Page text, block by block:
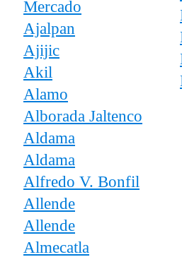
Mercado
Ajalpan
Ajijic
Akil
Alamo
Alborada Jaltenco
Aldama
Aldama
Alfredo V. Bonfil
Allende
Allende
Almecatla